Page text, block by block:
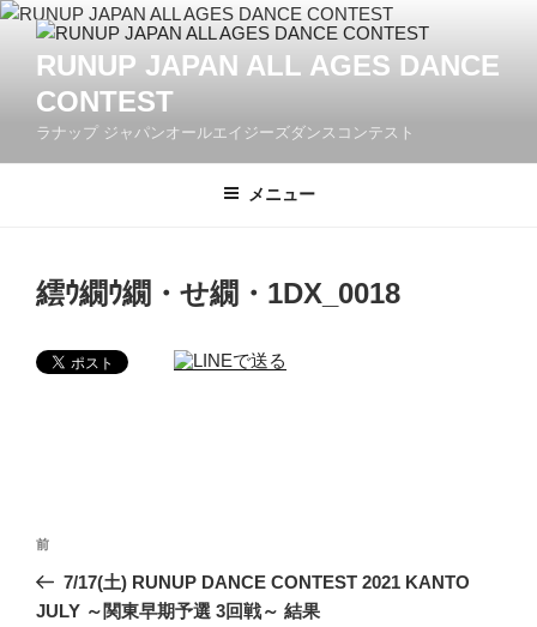
コ
RUNUP JAPAN ALL AGES DANCE
CONTEST
ラナップ ジャパンオールエイジーズダンスコンテスト
メニュー
繧ｳ繝ｳ繝・せ繝・1DX_0018
投
ナ
前
の
投
前
7/17(土) RUNUP DANCE CONTEST 2021 KANTO
JULY ～関東早期予選 3回戦～ 結果